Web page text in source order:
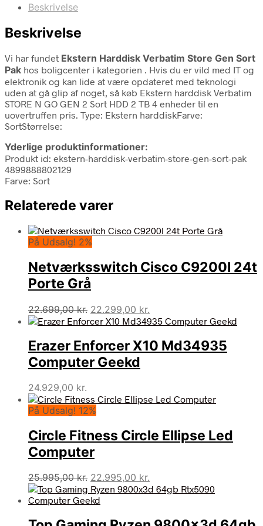
Beskrivelse
Beskrivelse
Vi har fundet Ekstern Harddisk Verbatim Store Gen Sort
Pak hos boligcenter i kategorien . Hvis du er vild med IT og
elektronik og kan lide at være opdateret med teknologi
uden at gå glip af noget, så køb Ekstern harddisk Verbatim
STORE N GO GEN 2 Sort HDD 2 TB 4 enheder til en
uovertruffen pris. Type: Ekstern harddiskFarve:
SortStørrelse:
Yderlige produktinformationer:
Produkt id: ekstern-harddisk-verbatim-store-gen-sort-pak
4899888802129
Farve: Sort
Relaterede varer
På Udsalg! 2%
Netværksswitch Cisco C9200l 24t
Porte Grå
22.699,00kr. Den
oprindelige
var:
22.699,00 kr..
22.299,00 kr.
aktuelle
er:
22.299,00 kr..
Erazer Enforcer X10 Md34935
Computer Geekd
24.929,00 kr.
På Udsalg! 12%
Circle Fitness Circle Ellipse Led
Computer
25.995,00kr. Den
oprindelige
pris
22.995,00 kr.
aktuelle